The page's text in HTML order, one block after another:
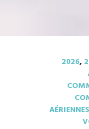
2026,
AÉRIENNES